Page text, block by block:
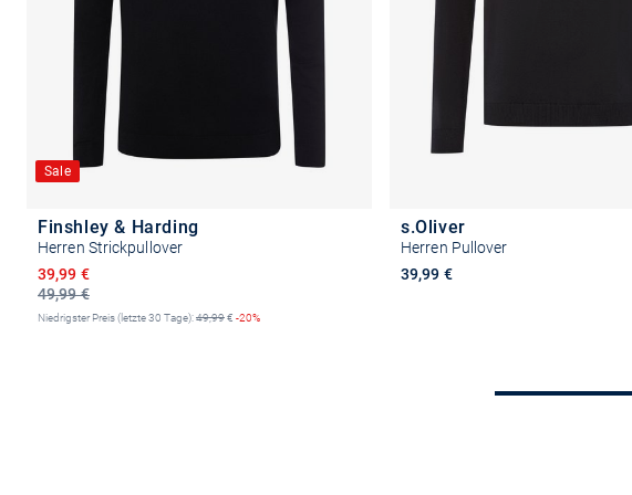
Sale
Finshley & Harding
Herren Strickpullover
49,99 €
Ermäßigter Preis
39,99 €
Niedrigster Preis (letzte 30 Tage):49,99€ -20%
s.Oliver
Herren Pullover
39,99 €
Größe auswählen